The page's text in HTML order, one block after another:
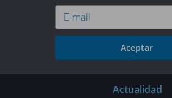
Aceptar
Actualidad